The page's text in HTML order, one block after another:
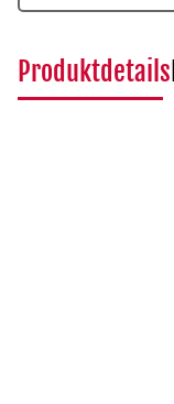
Produktdetails